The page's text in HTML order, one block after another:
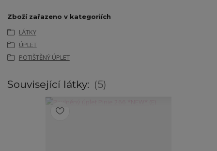
Zboží zařazeno v kategoriích
LÁTKY
ÚPLET
POTIŠTĚNÝ ÚPLET
Související látky: 5